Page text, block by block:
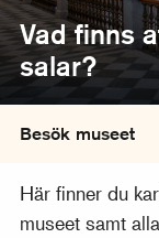
Vad finns
salar?
Besök museet
Här finner du
museet samt